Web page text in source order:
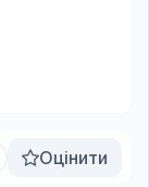
Оцінити